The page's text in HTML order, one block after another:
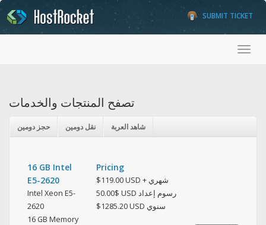
SUBMIT TICKET
تصفح المنتجات والخدمات
حجز دومين نقل دومين شاهد العربة
16 GB Intel
E5-2620
Intel Xeon E5-
2620
16 GB Memory
Pricing
$119.00 USD شهري +
$50.00 USD رسوم إعداد
$1285.20 USD سنوي